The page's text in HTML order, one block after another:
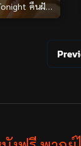
คืนฝัน
(2025)